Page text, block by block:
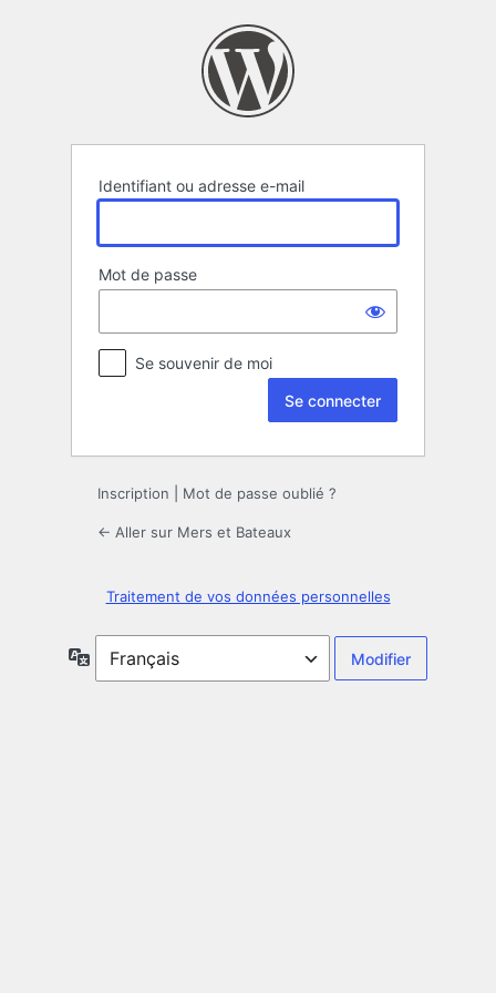
Identifiant ou adresse e-mail
Mot de passe
Se souvenir de moi
Inscription Mot de passe oublié ?
← Aller sur Mers et Bateaux
Traitement de vos données personnelles
Langue